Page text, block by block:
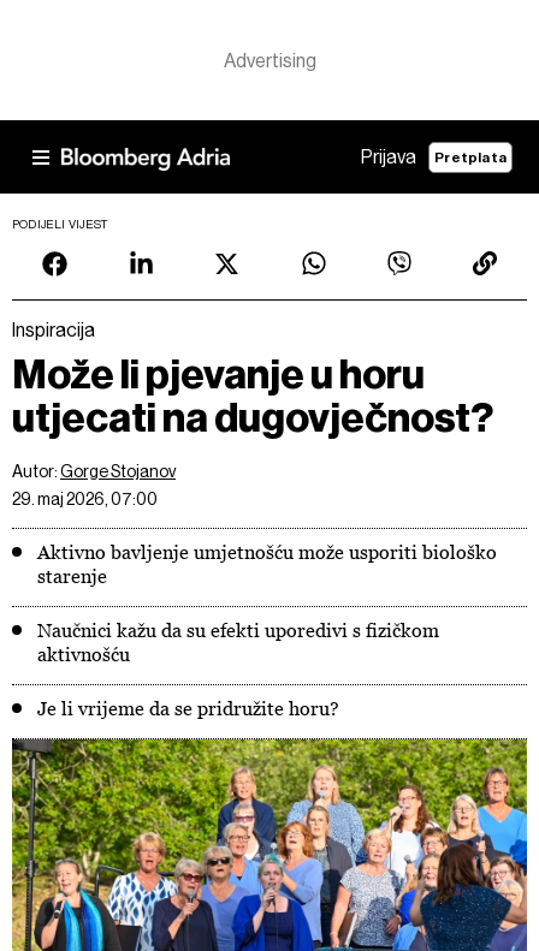
Prijava Pretplata
PODIJELI VIJEST
Inspiracija
Može li pjevanje u horu
utjecati na dugovječnost?
Autor:Gorge Stojanov
29. maj 2026, 07:00
Aktivno bavljenje umjetnošću može usporiti biološko
starenje
Naučnici kažu da su efekti uporedivi s fizičkom
aktivnošću
Je li vrijeme da se pridružite horu?